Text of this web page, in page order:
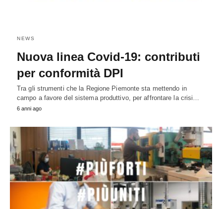
NEWS
Nuova linea Covid-19: contributi
per conformità DPI
Tra gli strumenti che la Regione Piemonte sta mettendo in
campo a favore del sistema produttivo, per affrontare la crisi…
6 anni ago